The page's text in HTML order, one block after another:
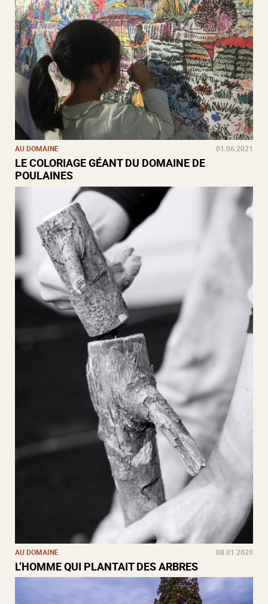
AU DOMAINE 01.06.2021
LE COLORIAGE GÉANT DU DOMAINE DE
POULAINES
AU DOMAINE 08.01.2020
L’HOMME QUI PLANTAIT DES ARBRES